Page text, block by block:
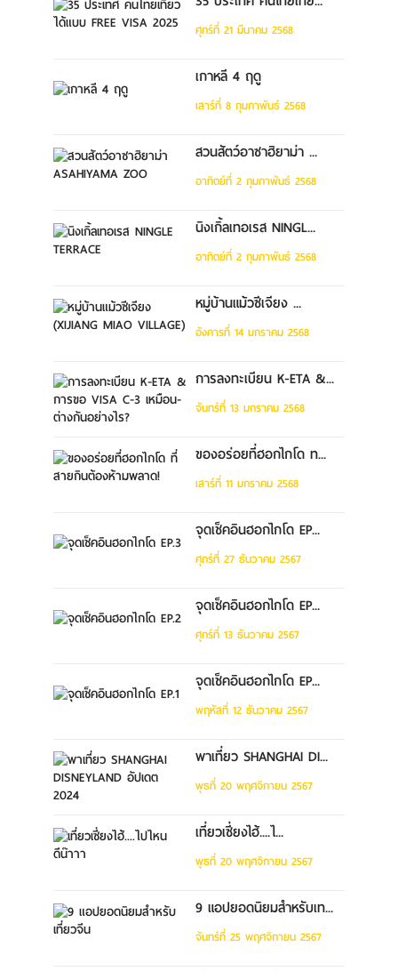
ศุกร์ที่ 21 มีนาคม 2568
เกาหลี 4 ฤดู
เสาร์ที่ 8 กุมภาพันธ์ 2568
สวนสัตว์อาซาฮิยาม่า ...
อาทิตย์ที่ 2 กุมภาพันธ์ 2568
นิงเกิ้ลเทอเรส NINGL...
อาทิตย์ที่ 2 กุมภาพันธ์ 2568
หมู่บ้านแม้วซีเจียง ...
อังคารที่ 14 มกราคม 2568
การลงทะเบียน K-ETA &...
จันทร์ที่ 13 มกราคม 2568
ของอร่อยที่ฮอกไกโด ท...
เสาร์ที่ 11 มกราคม 2568
จุดเช็คอินฮอกไกโด EP...
ศุกร์ที่ 27 ธันวาคม 2567
จุดเช็คอินฮอกไกโด EP...
ศุกร์ที่ 13 ธันวาคม 2567
จุดเช็คอินฮอกไกโด EP...
พฤหัสที่ 12 ธันวาคม 2567
พาเที่ยว SHANGHAI DI...
พุธที่ 20 พฤศจิกายน 2567
เที่ยวเซี่ยงไฮ้....ไ...
พุธที่ 20 พฤศจิกายน 2567
9 แอปยอดนิยมสำหรับเท...
จันทร์ที่ 25 พฤศจิกายน 2567